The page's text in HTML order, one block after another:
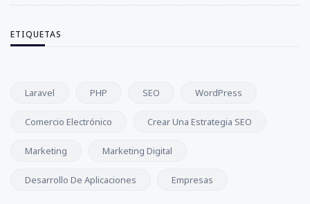
ETIQUETAS
Laravel PHP SEO WordPress
Comercio Electrónico Crear Una Estrategia SEO
Marketing Marketing Digital
Desarrollo De Aplicaciones Empresas